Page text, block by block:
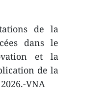
de la
dans le
et la
de la
VNA